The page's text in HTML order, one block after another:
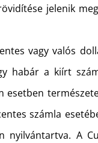
jelenik
vagy valós
habár a kiírt
esetben
számla
A